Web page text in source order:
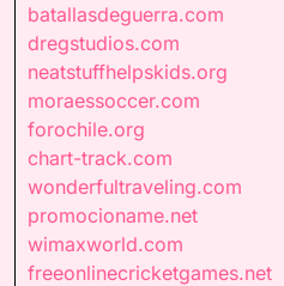
batallasdeguerra.com
dregstudios.com
neatstuffhelpskids.org
moraessoccer.com
forochile.org
chart-track.com
wonderfultraveling.com
promocioname.net
wimaxworld.com
freeonlinecricketgames.net